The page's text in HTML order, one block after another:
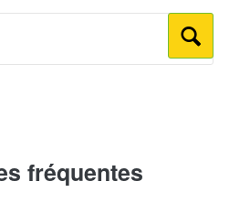
fréquentes